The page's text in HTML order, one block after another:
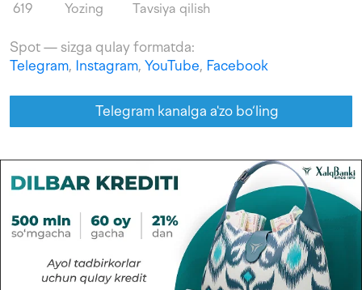
619 Yozing Tavsiya qilish
Spot — sizga qulay formatda:
Telegram, Instagram, YouTube, Facebook
Telegram kanalga a'zo bo‘ling